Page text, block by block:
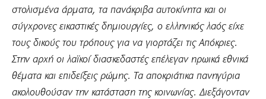
στολισμένα άρματα, τα πανάκριβα αυτοκίνητα και οι
σύγχρονες εικαστικές δημιουργίες, ο ελληνικός λαός είχε
τους δικούς του τρόπους για να γιορτάζει τις Απόκριες.
Στην αρχή οι λαϊκοί διασκεδαστές επέλεγαν ηρωικά εθνικά
θέματα και επιδείξεις ρώμης. Τα αποκριάτικα πανηγύρια
ακολουθούσαν την κατάσταση της κοινωνίας. Διεξάγονταν